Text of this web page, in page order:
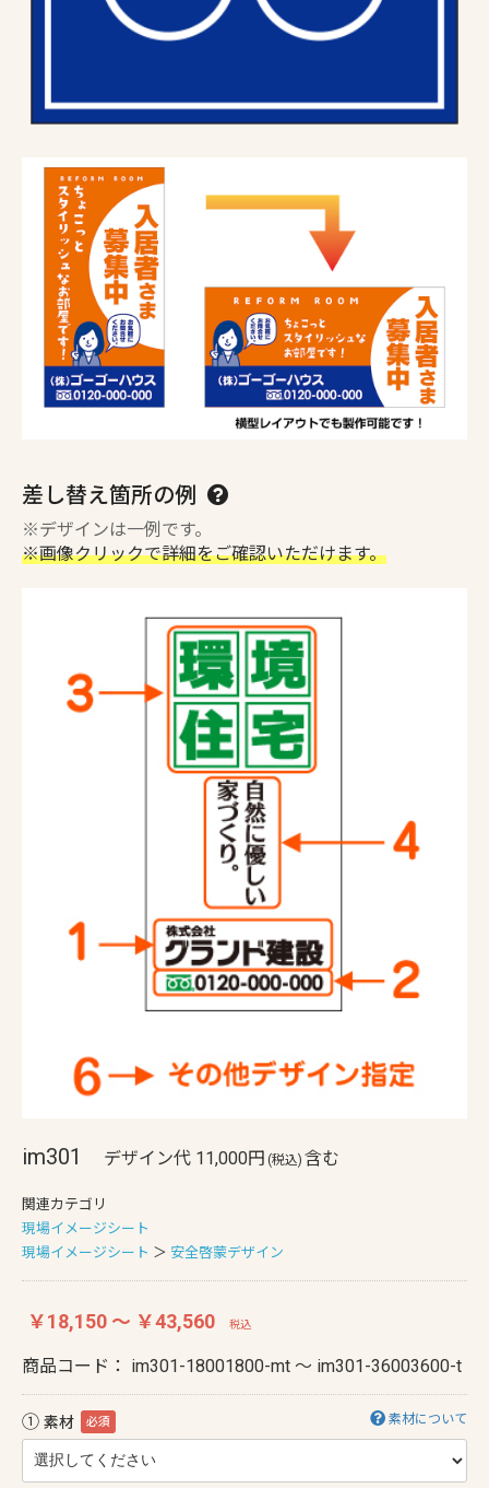
差し替え箇所の例
※デザインは一例です。
※画像クリックで詳細をご確認いただけます。
im301 デザイン代 11,000円 (税込) 含む
関連カテゴリ
現場イメージシート
現場イメージシート ＞ 安全啓蒙デザイン
￥18,150 ～ ￥43,560 税込
商品コード： im301-18001800-mt ～ im301-36003600-t
① 素材 必須 素材について